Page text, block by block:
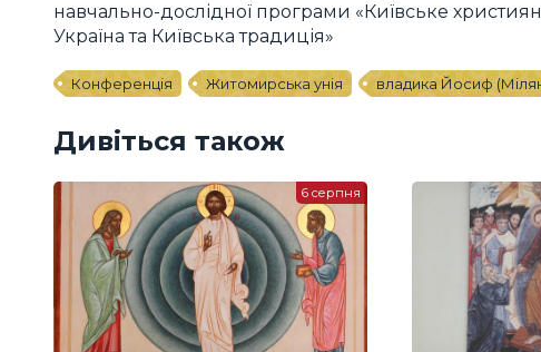
навчально-дослідної програми «Київське
Україна та Київська традиція»
Конференція Житомирська унія владика Йосиф
Дивіться також
6 серпня